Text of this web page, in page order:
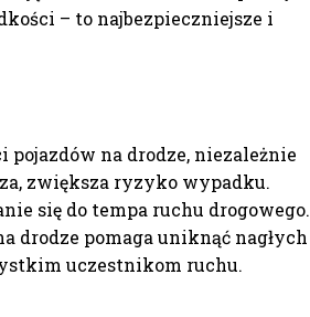
– to najbezpieczniejsze i
pojazdów na drodze, niezależnie
zwiększa ryzyko wypadku.
się do tempa ruchu drogowego.
drodze pomaga uniknąć nagłych
uczestnikom ruchu.